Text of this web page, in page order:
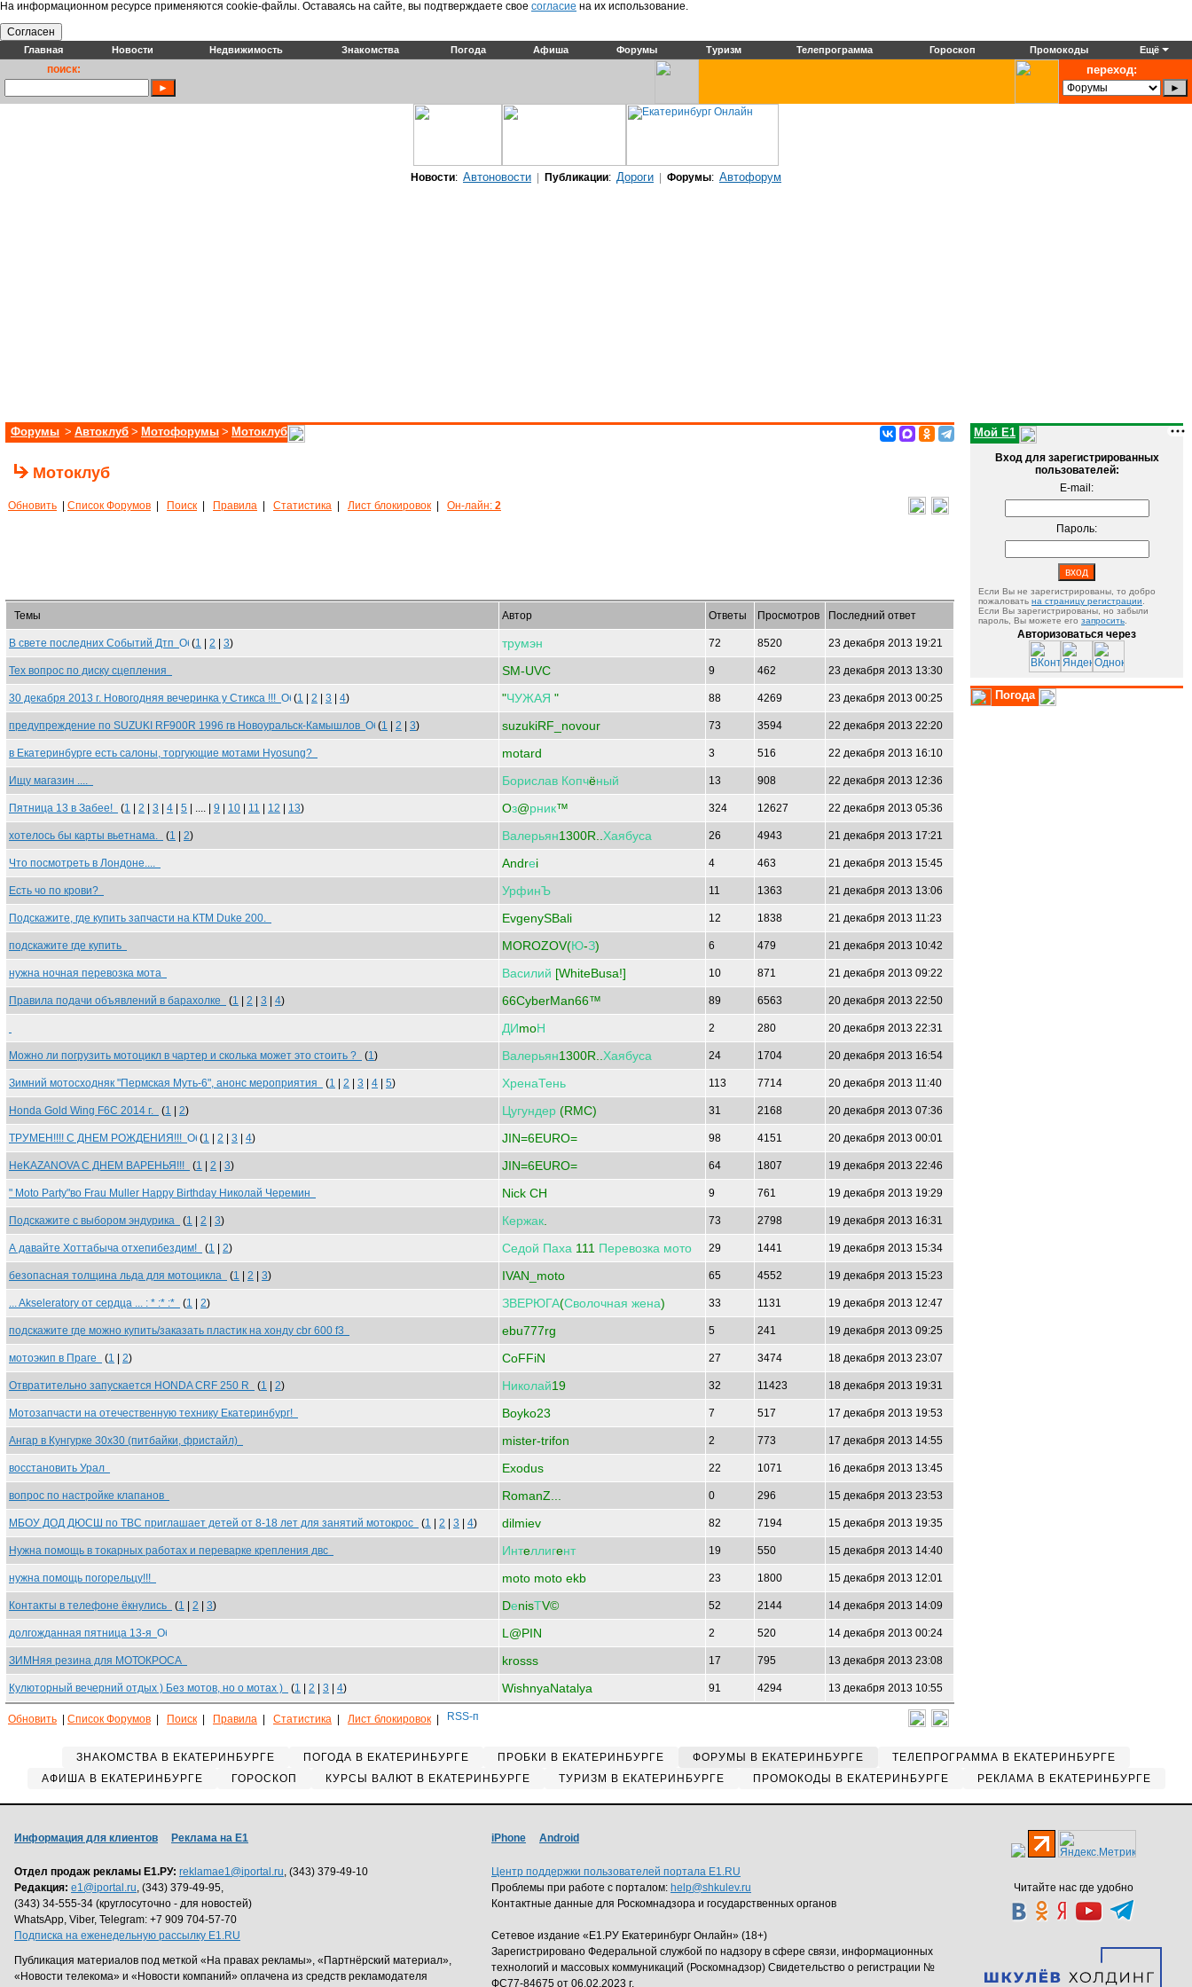
На информационном ресурсе применяются cookie-файлы. Оставаясь на сайте, вы подтверждаете свое согласие на их использование.
Согласен
Главная Новости Недвижимость Знакомства Погода Афиша Форумы Туризм Телепрограмма Гороскоп Промокоды Ещё
поиск: переход:
Новости: Автоновости Публикации: Дороги Форумы: Автофорум
Форумы > Автоклуб > Мотофорумы > Мотоклуб
Мотоклуб
Обновить Список Форумов Поиск Правила Статистика Лист блокировок Он-лайн: 2
Темы Автор Ответы Просмотров Последний ответ
В свете последних Событий Дтп (1 2 3) трумэн 72 8520 23 декабря 2013 19:21
Тех вопрос по диску сцепления SM-UVC 9 462 23 декабря 2013 13:30
30 декабря 2013 г. Новогодняя вечеринка у Стикса !!! (1 2 3 4) "ЧУЖАЯ " 88 4269 23 декабря 2013 00:25
предупреждение по SUZUKI RF900R 1996 гв Новоуральск-Камышлов (1 2 3) suzukiRF_novour 73 3594 22 декабря 2013 22:20
в Екатеринбурге есть салоны, торгующие мотами Hyosung? motard 3 516 22 декабря 2013 16:10
Ищу магазин .... Борислав Копчёный 13 908 22 декабря 2013 12:36
Пятница 13 в Забее! (1 2 3 4 5 | .... | 9 10 11 12 13) Oз@рник™ 324 12627 22 декабря 2013 05:36
хотелось бы карты вьетнама. (1 2) Валерьян1300R.. Хаябуса 26 4943 21 декабря 2013 17:21
Что посмотреть в Лондоне.... Andrеi 4 463 21 декабря 2013 15:45
Есть чо по крови? УрфинЪ 11 1363 21 декабря 2013 13:06
Подскажите, где купить запчасти на КТМ Duke 200. EvgenySBali 12 1838 21 декабря 2013 11:23
подскажите где купить MOROZOV(Ю-З) 6 479 21 декабря 2013 10:42
нужна ночная перевозка мота Василий [WhiteBusa!] 10 871 21 декабря 2013 09:22
Правила подачи объявлений в барахолке (1 2 3 4) 66CyberMan66™ 89 6563 20 декабря 2013 22:50
ДИmoН 2 280 20 декабря 2013 22:31
Можно ли погрузить мотоцикл в чартер и сколька может это стоить ? (1) Валерьян1300R.. Хаябуса 24 1704 20 декабря 2013 16:54
Зимний мотосходняк "Пермская Муть-6", анонс мероприятия (1 2 3 4 5) ХренаТень 113 7714 20 декабря 2013 11:40
Honda Gold Wing F6C 2014 г. (1 2) Цугундер (RMC) 31 2168 20 декабря 2013 07:36
ТРУМЕН!!!! С ДНЕМ РОЖДЕНИЯ!!! (1 2 3 4) JIN=6EURO= 98 4151 20 декабря 2013 00:01
НеKAZANOVA С ДНЕМ ВАРЕНЬЯ!!! (1 2 3) JIN=6EURO= 64 1807 19 декабря 2013 22:46
" Moto Party"во Frau Muller Happy Birthday Николай Черемин Nick CH 9 761 19 декабря 2013 19:29
Подскажите с выбором эндурика (1 2 3) Кержак 73 2798 19 декабря 2013 16:31
А давайте Хоттабыча отхепибездим! (1 2) Седой Паха 111 Перевозка мото 29 1441 19 декабря 2013 15:34
безопасная толщина льда для мотоцикла (1 2 3) IVAN_moto 65 4552 19 декабря 2013 15:23
... Akseleratorу от сердца ... : * :* :* (1 2) ЗВЕРЮГА(Сволочная жена) 33 1131 19 декабря 2013 12:47
подскажите где можно купить/заказать пластик на хонду cbr 600 f3 ebu777rg 5 241 19 декабря 2013 09:25
мотоэкип в Праге (1 2) CoFFiN 27 3474 18 декабря 2013 23:07
Отвратительно запускается HONDA CRF 250 R (1 2) Николай19 32 11423 18 декабря 2013 19:31
Мотозапчасти на отечественную технику Екатеринбург! Boyko23 7 517 17 декабря 2013 19:53
Ангар в Кунгурке 30х30 (питбайки, фристайл) mister-trifon 2 773 17 декабря 2013 14:55
восстановить Урал Exodus 22 1071 16 декабря 2013 13:45
вопрос по настройке клапанов RomanZ... 0 296 15 декабря 2013 23:53
МБОУ ДОД ДЮСШ по ТВС приглашает детей от 8-18 лет для занятий мотокрос (1 2 3 4) dilmiev 82 7194 15 декабря 2013 19:35
Нужна помощь в токарных работах и переварке крепления двс Интeллигeнт 19 550 15 декабря 2013 14:40
нужна помощь погорельцу!!! moto moto ekb 23 1800 15 декабря 2013 12:01
Контакты в телефоне ёкнулись (1 2 3) DеnisТV© 52 2144 14 декабря 2013 14:09
долгожданная пятница 13-я L@PIN 2 520 14 декабря 2013 00:24
ЗИМНяя резина для МОТОКРОСА krosss 17 795 13 декабря 2013 23:08
Кулюторный вечерний отдых ) Без мотов, но о мотах ) (1 2 3 4) WishnyaNatalya 91 4294 13 декабря 2013 10:55
Обновить Список Форумов Поиск Правила Статистика Лист блокировок
Мой E1
Вход для зарегистрированных
пользователей:
E-mail:
Пароль:
Если Вы не зарегистрированы, то добро
пожаловать на страницу регистрации
Если Вы зарегистрированы, но забыли
пароль, Вы можете его запросить
Авторизоваться через
Погода
ЗНАКОМСТВА В ЕКАТЕРИНБУРГЕ ПОГОДА В ЕКАТЕРИНБУРГЕ ПРОБКИ В ЕКАТЕРИНБУРГЕ ФОРУМЫ В ЕКАТЕРИНБУРГЕ
ТЕЛЕПРОГРАММА В ЕКАТЕРИНБУРГЕ
АФИША В ЕКАТЕРИНБУРГЕ
ГОРОСКОП КУРСЫ ВАЛЮТ В ЕКАТЕРИНБУРГЕ ТУРИЗМ В ЕКАТЕРИНБУРГЕ ПРОМОКОДЫ В ЕКАТЕРИНБУРГЕ РЕКЛАМА В ЕКАТЕРИНБУРГЕ
Читайте нас где удобно
Информация для клиентов Реклама на Е1
Отдел продаж рекламы Е1.РУ: reklamae1@iportal.ru, (343) 379-49-10
Редакция: e1@iportal.ru, (343) 379-49-95,
(343) 34-555-34 (круглосуточно - для новостей)
WhatsApp, Viber, Telegram: +7 909 704-57-70
Подписка на еженедельную рассылку E1.RU
Публикация материалов под меткой «На правах рекламы», «Партнёрский материал»,
«Новости телекома» и «Новости компаний» оплачена из средств рекламодателя
iPhone Android
Центр поддержки пользователей портала E1.RU
Проблемы при работе с порталом: help@shkulev.ru
Контактные данные для Роскомнадзора и государственных органов
Сетевое издание «Е1.РУ Екатеринбург Онлайн» (18+)
Зарегистрировано Федеральной службой по надзору в сфере связи, информационных
технологий и массовых коммуникаций (Роскомнадзор) Свидетельство о регистрации №
ФС77-84675 от 06.02.2023 г.